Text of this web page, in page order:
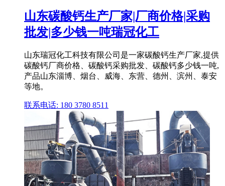
山东碳酸钙生产厂家|厂商价格|采购
批发|多少钱一吨瑞冠化工
山东瑞冠化工科技有限公司是一家碳酸钙生产厂家,提供
碳酸钙厂商价格、碳酸钙采购批发、碳酸钙多少钱一吨,
产品山东淄博、烟台、威海、东营、德州、滨州、泰安
等地。
联系电话: 180 3780 8511